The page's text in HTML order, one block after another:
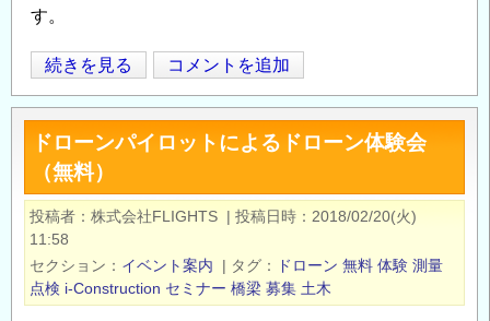
す。
＜
参
加
無
料
＞
ド
ロ
ー
ン
続きを見る コメントを追加
ドローンパイロットによるドローン体験会
（無料）
投稿者 株式会社FLIGHTS | 投稿日時
2018/02/20(火)
11:58
セクション
イベント案内 | タグ ドローン 無料 体験 測量
点検 i-Construction セミナー 橋梁 募集 土木